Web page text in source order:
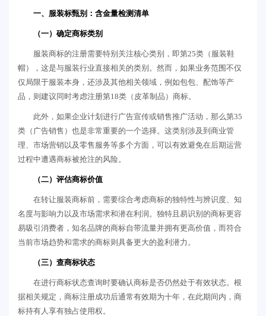
一、服装标甄别：含金量检测清单
（一）确定商标类别
服装商标的注册需要特别关注核心类别，即第25类（服装鞋
帽），这是与服装行业直接相关的类别。然而，如果业务范围不仅
仅局限于服装本身，还涉及其他相关领域，例如包包、配饰等产
品，则建议同时考虑注册第18类（皮革制品）商标。
此外，如果企业计划进行广告宣传或销售推广活动，那么第35
类（广告销售）也是非常重要的一个选择。这类别涉及到商业管
理、市场营销以及零售服务等多个方面，可以有效避免在后期运营
过程中遭遇商标被抢注的风险。
（二）评估商标价值
在转让服装商标前，需要综合考虑商标的独特性与辨识度、知
名度与影响力以及市场需求和潜在利润。独特且易识别的商标更容
易吸引消费者，知名品牌的商标自带流量并拥有更高价值，而符合
当前市场趋势和需求的商标则具备更大的盈利潜力。
（三）查商标状态
在进行商标状态查询时要确认商标是否仍然处于有效状态。根
据相关规定，商标注册成功后通常有效期为十年，在此期间内，商
标持有人享有独占使用权。